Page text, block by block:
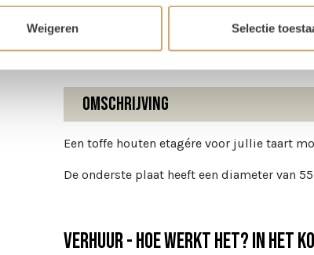
Weigeren Selectie
Omschrijving
Een toffe houten etagére voor jullie taart
De onderste plaat heeft een diameter van
Verhuur - Hoe werkt het? In het